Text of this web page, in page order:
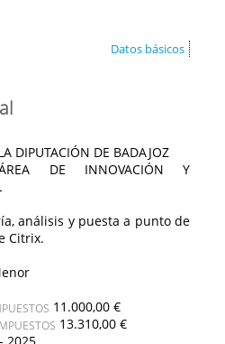
Datos básicos
DIPUTACIÓN DE BADAJOZ
DE INNOVACIÓN Y
análisis y puesta a punto de
Citrix.
11.000,00 €
13.310,00 €